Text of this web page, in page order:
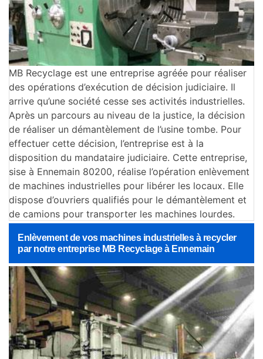
MB Recyclage est une entreprise agréée pour réaliser
des opérations d’exécution de décision judiciaire. Il
arrive qu’une société cesse ses activités industrielles.
Après un parcours au niveau de la justice, la décision
de réaliser un démantèlement de l’usine tombe. Pour
effectuer cette décision, l’entreprise est à la
disposition du mandataire judiciaire. Cette entreprise,
sise à Ennemain 80200, réalise l’opération enlèvement
de machines industrielles pour libérer les locaux. Elle
dispose d’ouvriers qualifiés pour le démantèlement et
de camions pour transporter les machines lourdes.
Enlèvement de vos machines industrielles à recycler
par notre entreprise MB Recyclage à Ennemain